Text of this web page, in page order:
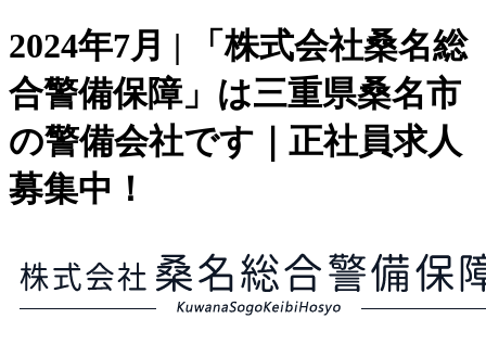
2024年7月 | 「株式会社桑名総
合警備保障」は三重県桑名市
の警備会社です｜正社員求人
募集中！